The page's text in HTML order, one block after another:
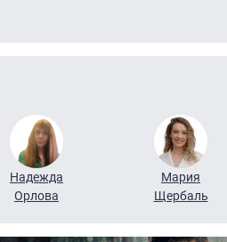
Надежда
Орлова
Мария
Щербаль